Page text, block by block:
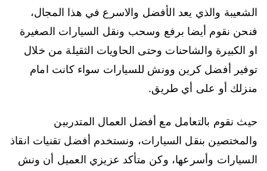
الشعيبة والذي يعد الأفضل والاسرع في هذا المجال،
فنحن نقوم أيضا برفع وسحب ونقل السيارات الصغيرة
او الكبيرة والشاحنات وحتى الحاويات الثقيلة من خلال
توفير أفضل كرين وونش للسيارات سواء كانت امام
منزلك أو على أي طريق.
حيث نقوم بالتعامل مع أفضل العمال المتدربين
والمختصين بنقل السيارات، ونستخدم أفضل تقنيات انقاذ
السيارات وأسرعها، وكن متأكد عزيزي العميل أن ونش